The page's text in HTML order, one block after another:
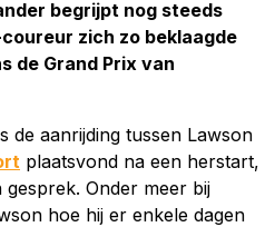
begrijpt nog steeds
zich zo beklaagde
de Grand Prix van
de aanrijding tussen Lawson
plaatsvond na een herstart,
Onder meer bij
hoe hij er enkele dagen